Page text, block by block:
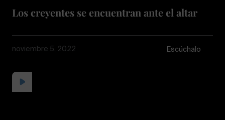
Los creyentes se encuentran ante el altar
noviembre 5, 2022 Escúchalo